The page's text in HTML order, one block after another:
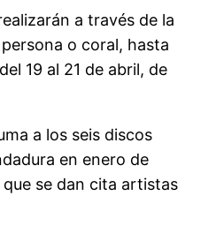
a través de la
o coral, hasta
19 al 21 de abril, de
a los seis discos
en enero de
se dan cita artistas